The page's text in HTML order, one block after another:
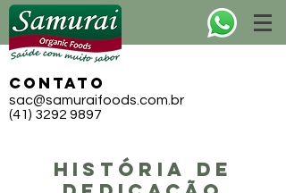
CONTATO
sac@samuraifoods.com.br
(41) 3292 9897
história de